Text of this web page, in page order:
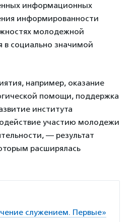
информационных
информированности
молодежной
в социально значимой
например, оказание
помощи, поддержка
института
участию молодежи
— результат
расширялась
служением. Первые»